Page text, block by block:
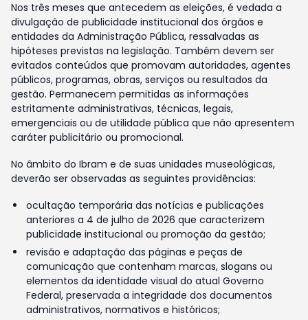
Nos três meses que antecedem as eleições, é vedada a
divulgação de publicidade institucional dos órgãos e
entidades da Administração Pública, ressalvadas as
hipóteses previstas na legislação. Também devem ser
evitados conteúdos que promovam autoridades, agentes
públicos, programas, obras, serviços ou resultados da
gestão. Permanecem permitidas as informações
estritamente administrativas, técnicas, legais,
emergenciais ou de utilidade pública que não apresentem
caráter publicitário ou promocional.
No âmbito do Ibram e de suas unidades museológicas,
deverão ser observadas as seguintes providências:
ocultação temporária das notícias e publicações
anteriores a 4 de julho de 2026 que caracterizem
publicidade institucional ou promoção da gestão;
revisão e adaptação das páginas e peças de
comunicação que contenham marcas, slogans ou
elementos da identidade visual do atual Governo
Federal, preservada a integridade dos documentos
administrativos, normativos e históricos;